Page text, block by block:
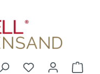
Du hast 0